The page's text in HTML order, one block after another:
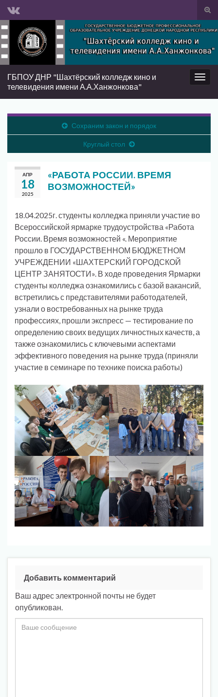
Вкл/
Search for:
Вкл/
ГБПОУ ДНР "Шахтёрский колледж кино и
телевидения имени А.А.Ханжонкова"
Сохраним закон и порядок
Круглый стол
АПР
18
2025
«РАБОТА РОССИИ. ВРЕМЯ
ВОЗМОЖНОСТЕЙ»
18.04.2025г. студенты колледжа приняли участие во
Всероссийской ярмарке трудоустройства «Работа
России. Время возможностей «. Мероприятие
прошло в ГОСУДАРСТВЕННОМ БЮДЖЕТНОМ
УЧРЕЖДЕНИИ «ШАХТЕРСКИЙ ГОРОДСКОЙ
ЦЕНТР ЗАНЯТОСТИ». В ходе проведения Ярмарки
студенты колледжа ознакомились с базой вакансий,
встретились с представителями работодателей,
узнали о востребованных на рынке труда
профессиях, прошли экспресс — тестирование по
определению своих ведущих личностных качеств, а
также ознакомились с ключевыми аспектами
эффективного поведения на рынке труда (приняли
участие в семинаре по технике поиска работы)
Добавить комментарий
Ваш адрес электронной почты не будет
опубликован.